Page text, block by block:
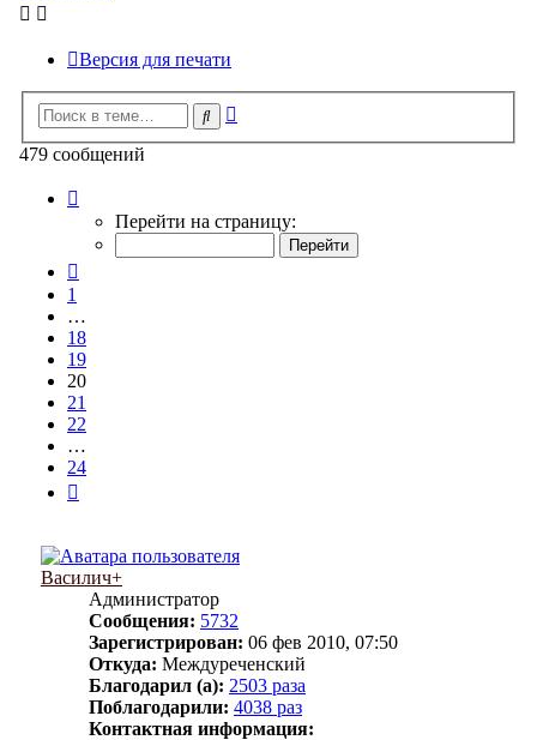
Версия для печати
Поиск
479 сообщений
20
Перейти на страницу:
1
…
18
19
20
21
22
…
24
Василич+
Администратор
Сообщения: 5732
Зарегистрирован: 06 фев 2010, 07:50
Откуда: Междуреченский
Благодарил (а): 2503 раза
Поблагодарили: 4038 раз
Контактная информация: